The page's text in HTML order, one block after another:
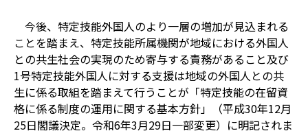
今後、特定技能外国人のより一層の増加が見込まれる
ことを踏まえ、特定技能所属機関が地域における外国人
との共生社会の実現のため寄与する責務があること及び
1号特定技能外国人に対する支援は地域の外国人との共
生に係る取組を踏まえて行うことが「特定技能の在留資
格に係る制度の運用に関する基本方針」（平成30年12月
25日閣議決定。令和6年3月29日一部変更）に明記されま